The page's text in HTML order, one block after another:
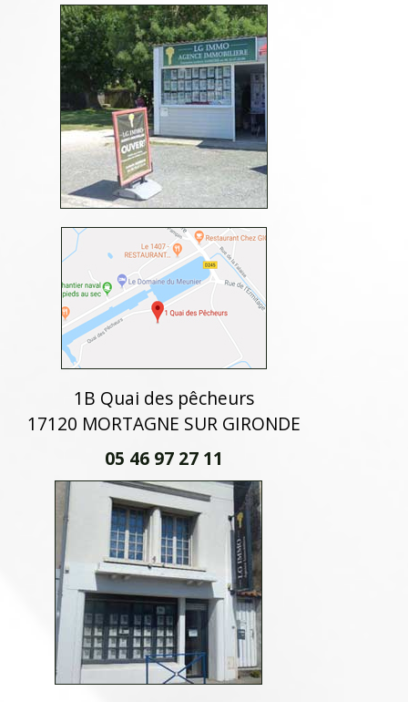
1B Quai des pêcheurs
17120 MORTAGNE SUR GIRONDE
05 46 97 27 11